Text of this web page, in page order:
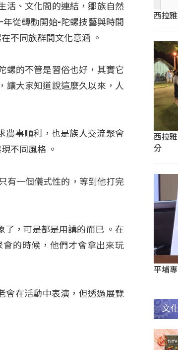
活、文化間的連結，鄒族自然
從轉動開始-陀螺技藝與時間
不同族群間文化意涵 。
螺的不管是習俗也好，其實它
讓大家知道說這麼久以來，人
農事順利，也是族人交流聚會
不同風格 。
有一個儀式性的，等到他打完
了，可是都是用講的而已 。在
的時候，他們才會拿出來玩
會在活動中表演，但透過展覽
西拉
西拉
分
平埔
文